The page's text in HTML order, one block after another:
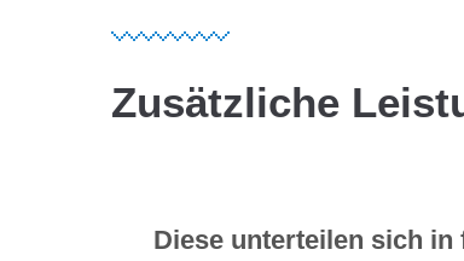
Zusätzliche
Diese unterteilen sich in